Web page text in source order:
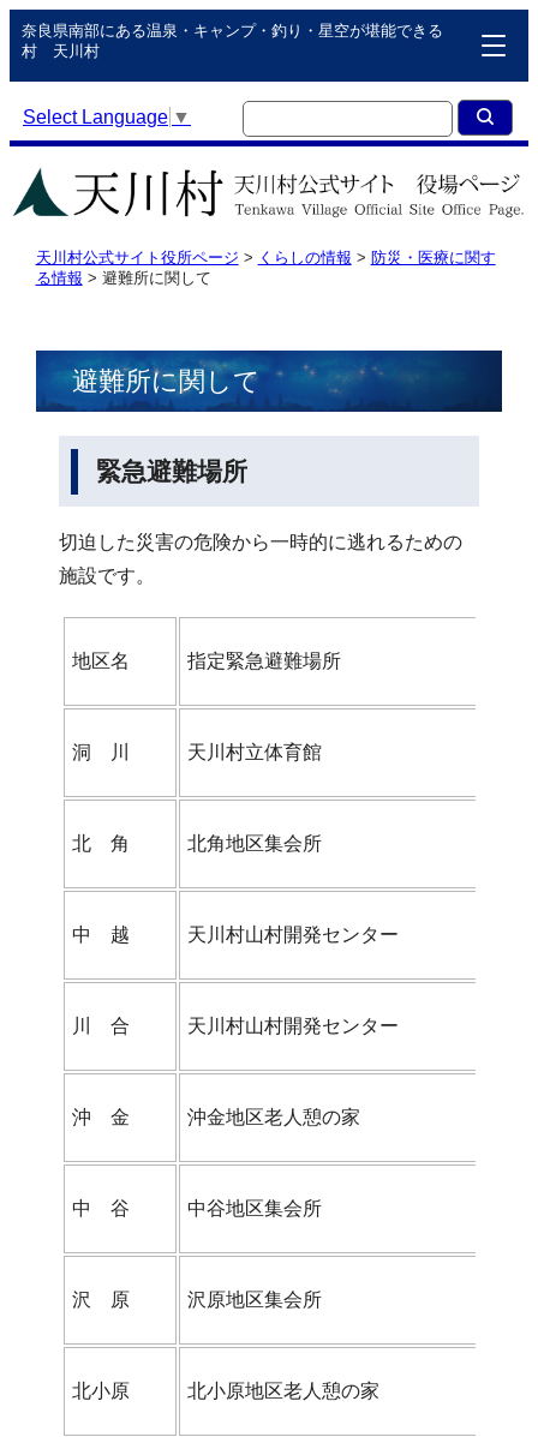
奈良県南部にある温泉・キャンプ・釣り・星空が堪能できる
村 天川村
Select Language ▼
天川村公式サイト役所ページ > くらしの情報 > 防災・医療に関す
る情報 > 避難所に関して
避難所に関して
緊急避難場所
切迫した災害の危険から一時的に逃れるための
施設です。
地区名 指定緊急避難場所
洞 川 天川村立体育館
北 角 北角地区集会所
中 越 天川村山村開発センター
川 合 天川村山村開発センター
沖 金 沖金地区老人憩の家
中 谷 中谷地区集会所
沢 原 沢原地区集会所
北小原 北小原地区老人憩の家